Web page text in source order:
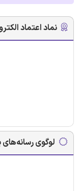
نماد اعتماد
لوگوی